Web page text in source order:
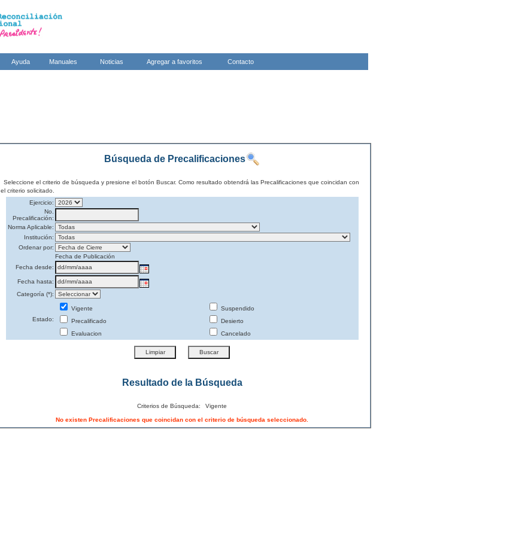
Ayuda Manuales Noticias Agregar a favoritos Contacto
Búsqueda de Precalificaciones
Seleccione el criterio de búsqueda y presione el botón Buscar. Como resultado obtendrá las Precalificaciones que coincidan con
el criterio solicitado.
Ejercicio:
No.
Precalificación:
Norma Aplicable:
Institución:
Ordenar por:
Fecha de Publicación
Fecha desde:
Fecha hasta:
Categoría (*):
Estado:
Vigente
Suspendido
Precalificado
Desierto
Evaluacion
Cancelado
Resultado de la Búsqueda
Criterios de Búsqueda: Vigente
No existen Precalificaciones que coincidan con el criterio de búsqueda seleccionado.